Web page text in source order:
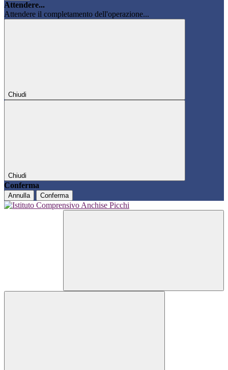
Attendere...
Attendere il completamento dell'operazione...
Chiudi
Chiudi
Conferma
Annulla Conferma